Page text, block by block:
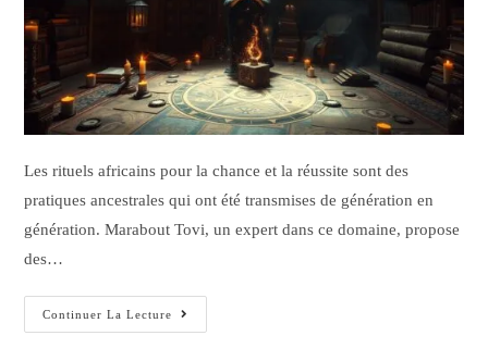
Les rituels africains pour la chance et la réussite sont des
pratiques ancestrales qui ont été transmises de génération en
génération. Marabout Tovi, un expert dans ce domaine, propose
des…
Continuer La Lecture